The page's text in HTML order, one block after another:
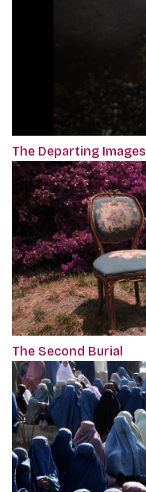
The Departing Images
The Second Burial